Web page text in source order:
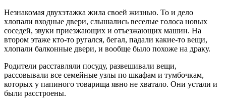
Незнакомая двухэтажка жила своей жизнью. То и дело
хлопали входные двери, слышались веселые голоса новых
соседей, звуки приезжающих и отъезжающих машин. На
втором этаже кто-то ругался, бегал, падали какие-то вещи,
хлопали балконные двери, и вообще было похоже на драку.
Родители расставляли посуду, развешивали вещи,
рассовывали все семейные узлы по шкафам и тумбочкам,
которых у папиного товарища явно не хватало. Они устали и
были расстроены.